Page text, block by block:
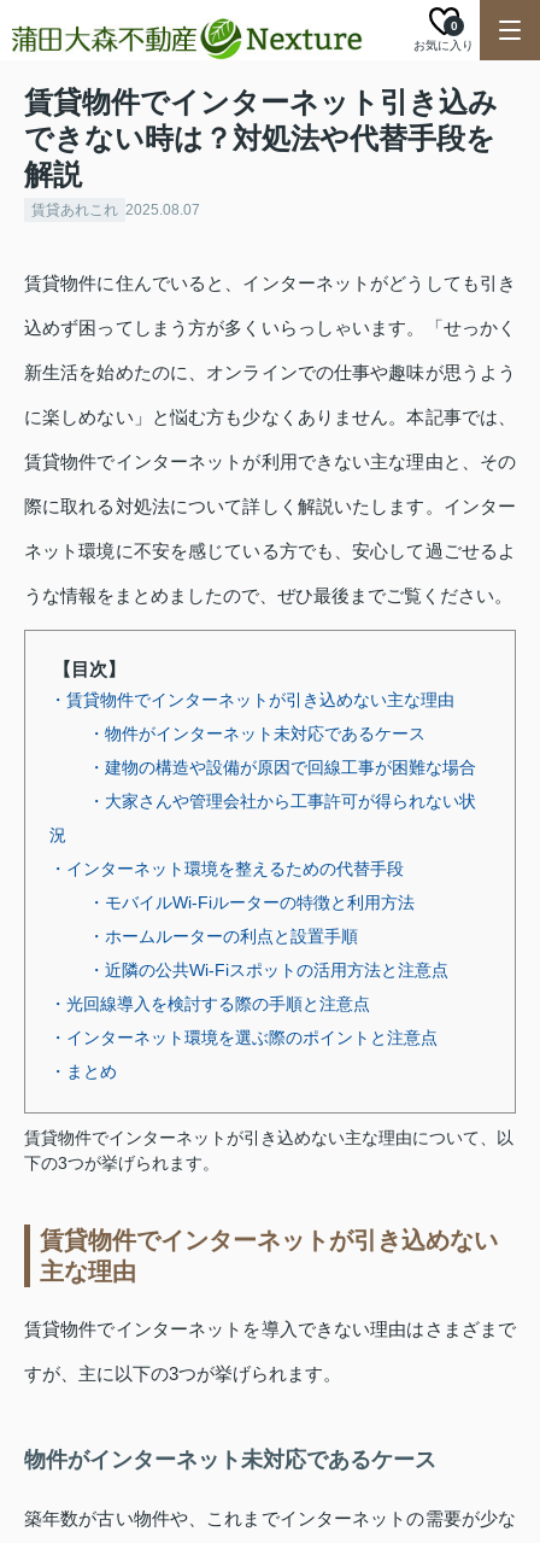
お気に入り
0
賃貸物件でインターネット引き込み
できない時は？対処法や代替手段を
解説
賃貸あれこれ 2025.08.07
賃貸物件に住んでいると、インターネットがどうしても引き
込めず困ってしまう方が多くいらっしゃいます。「せっかく
新生活を始めたのに、オンラインでの仕事や趣味が思うよう
に楽しめない」と悩む方も少なくありません。本記事では、
賃貸物件でインターネットが利用できない主な理由と、その
際に取れる対処法について詳しく解説いたします。インター
ネット環境に不安を感じている方でも、安心して過ごせるよ
うな情報をまとめましたので、ぜひ最後までご覧ください。
【目次】
・賃貸物件でインターネットが引き込めない主な理由
・物件がインターネット未対応であるケース
・建物の構造や設備が原因で回線工事が困難な場合
・大家さんや管理会社から工事許可が得られない状
況
・インターネット環境を整えるための代替手段
・モバイルWi-Fiルーターの特徴と利用方法
・ホームルーターの利点と設置手順
・近隣の公共Wi-Fiスポットの活用方法と注意点
・光回線導入を検討する際の手順と注意点
・インターネット環境を選ぶ際のポイントと注意点
・まとめ
賃貸物件でインターネットが引き込めない主な理由について、以
下の3つが挙げられます。
賃貸物件でインターネットが引き込めない
主な理由
賃貸物件でインターネットを導入できない理由はさまざまで
すが、主に以下の3つが挙げられます。
物件がインターネット未対応であるケース
築年数が古い物件や、これまでインターネットの需要が少な